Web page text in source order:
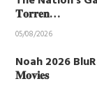
𝐓𝐨𝐫𝐫𝐞𝐧…
05/08/2026
Noah 2026
𝐌𝐨𝐯𝐢𝐞𝐬